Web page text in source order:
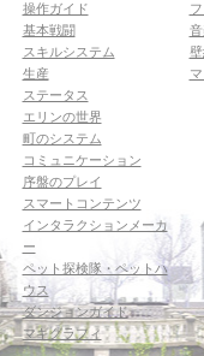
操作ガイド
基本戦闘
スキルシステム
生産
ステータス
エリンの世界
町のシステム
コミュニケーション
序盤のプレイ
スマートコンテンツ
インタラクションメーカ
ー
ペット探検隊・ペットハ
ウス
ダンジョンガイド
マギグラフィ